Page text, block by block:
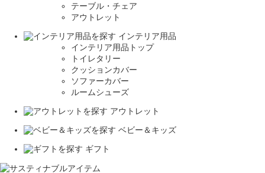
テーブル・チェア
アウトレット
インテリア用品
インテリア用品トップ
トイレタリー
クッションカバー
ソファーカバー
ルームシューズ
アウトレット
ベビー＆キッズ
ギフト